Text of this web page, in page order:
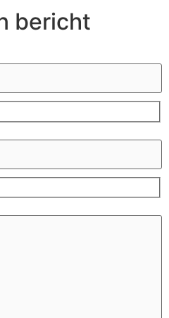
bericht